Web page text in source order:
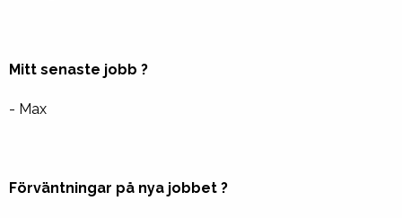
Mitt senaste jobb ?
- Max
Förväntningar på nya jobbet ?